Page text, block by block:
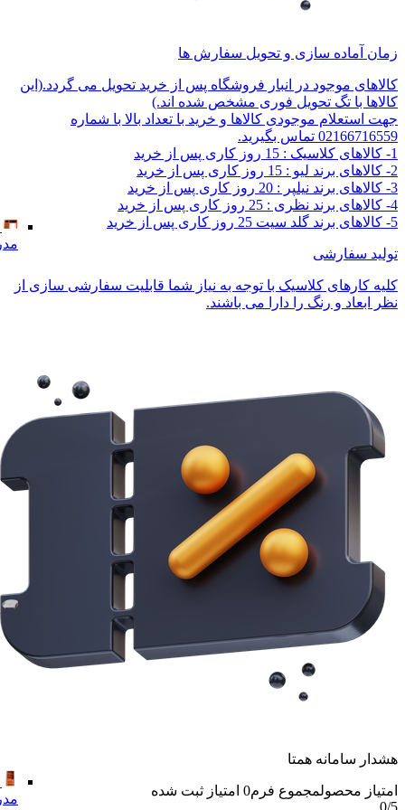
زمان آماده سازی و تحویل سفارش ها
کالاهای موجود در انبار فروشگاه پس از خرید تحویل می گردد.(این
کالاها با تگ تحویل فوری مشخص شده اند.)
جهت استعلام موجودی کالاها و خرید با تعداد بالا با شماره
02166716559 تماس بگیرید.
1- کالاهای کلاسیک : 15 روز کاری پس از خرید
2- کالاهای برند لیو : 15 روز کاری پس از خرید
3- کالاهای برند نیلپر : 20 روز کاری پس از خرید
4- کالاهای برند نظری : 25 روز کاری پس از خرید
5- کالاهای برند گلد سیت 25 روز کاری پس از خرید
تولید سفارشی
کلیه کارهای کلاسیک با توجه به نیاز شما قابلیت سفارشی سازی از
نظر ابعاد و رنگ را دارا می باشند.
هشدار سامانه همتا
امتیاز محصولمجموع فرم0 امتیاز ثبت شده
0/5